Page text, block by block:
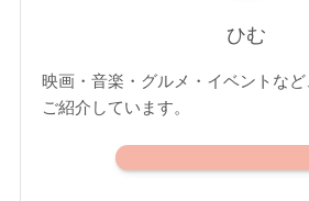
ひむ
映画・音楽・グルメ・イベントな
ご紹介しています。